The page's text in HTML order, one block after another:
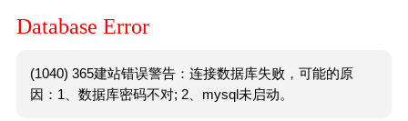
Database Error
(1040) 365建站错误警告：连接数据库失败，可能的原
因：1、数据库密码不对; 2、mysql未启动。